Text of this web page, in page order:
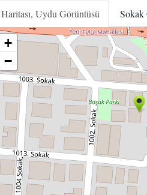
Haritası, Uydu Görüntüsü Sokak
+
−